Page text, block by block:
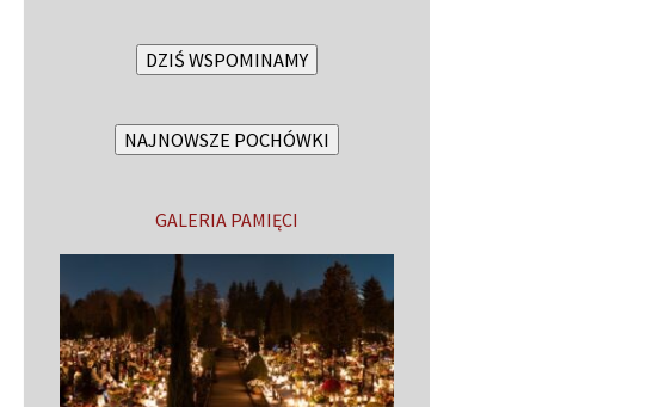
DZIŚ WSPOMINAMY
NAJNOWSZE POCHÓWKI
GALERIA PAMIĘCI